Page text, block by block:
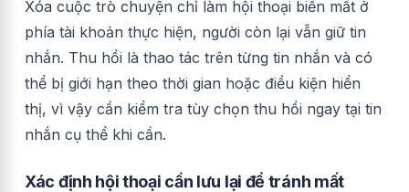
Xóa cuộc trò chuyện chỉ làm hội thoại biến mất ở
phía tài khoản thực hiện, người còn lại vẫn giữ tin
nhắn. Thu hồi là thao tác trên từng tin nhắn và có
thể bị giới hạn theo thời gian hoặc điều kiện hiển
thị, vì vậy cần kiểm tra tùy chọn thu hồi ngay tại tin
nhắn cụ thể khi cần.
Xác định hội thoại cần lưu lại để tránh mất